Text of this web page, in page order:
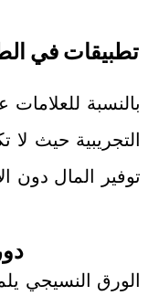
تطبيقات في
بالنسبة
التجريبية حيث لا
الورق النسيجي